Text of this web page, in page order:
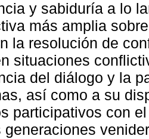
y sabiduría a lo
más amplia
la resolución de
situaciones
del diálogo y la
así como a su
participativos con
generaciones